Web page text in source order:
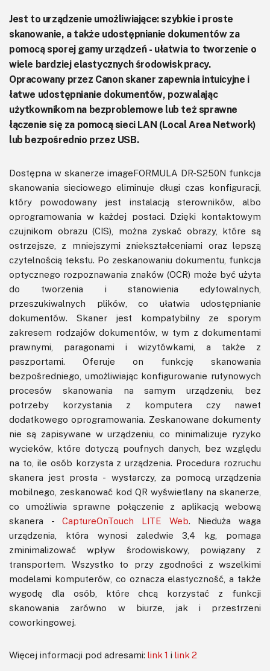
Jest to urządzenie umożliwiające: szybkie i proste
skanowanie, a także udostępnianie dokumentów za
pomocą sporej gamy urządzeń - ułatwia to tworzenie o
wiele bardziej elastycznych środowisk pracy.
Opracowany przez Canon skaner zapewnia intuicyjne i
łatwe udostępnianie dokumentów, pozwalając
użytkownikom na bezproblemowe lub też sprawne
łączenie się za pomocą sieci LAN (Local Area Network)
lub bezpośrednio przez USB.
Dostępna w skanerze imageFORMULA DR-S250N funkcja
skanowania sieciowego eliminuje długi czas konfiguracji,
który powodowany jest instalacją sterowników, albo
oprogramowania w każdej postaci. Dzięki kontaktowym
czujnikom obrazu (CIS), można zyskać obrazy, które są
ostrzejsze, z mniejszymi zniekształceniami oraz lepszą
czytelnością tekstu. Po zeskanowaniu dokumentu, funkcja
optycznego rozpoznawania znaków (OCR) może być użyta
do tworzenia i stanowienia edytowalnych,
przeszukiwalnych plików, co ułatwia udostępnianie
dokumentów. Skaner jest kompatybilny ze sporym
zakresem rodzajów dokumentów, w tym z dokumentami
prawnymi, paragonami i wizytówkami, a także z
paszportami. Oferuje on funkcję skanowania
bezpośredniego, umożliwiając konfigurowanie rutynowych
procesów skanowania na samym urządzeniu, bez
potrzeby korzystania z komputera czy nawet
dodatkowego oprogramowania. Zeskanowane dokumenty
nie są zapisywane w urządzeniu, co minimalizuje ryzyko
wycieków, które dotyczą poufnych danych, bez względu
na to, ile osób korzysta z urządzenia. Procedura rozruchu
skanera jest prosta - wystarczy, za pomocą urządzenia
mobilnego, zeskanować kod QR wyświetlany na skanerze,
co umożliwia sprawne połączenie z aplikacją webową
skanera -CaptureOnTouch LITE Web. Nieduża waga
urządzenia, która wynosi zaledwie 3,4 kg, pomaga
zminimalizować wpływ środowiskowy, powiązany z
transportem. Wszystko to przy zgodności z wszelkimi
modelami komputerów, co oznacza elastyczność, a także
wygodę dla osób, które chcą korzystać z funkcji
skanowania zarówno w biurze, jak i przestrzeni
coworkingowej.
Więcej informacji pod adresami: link 1 i link 2